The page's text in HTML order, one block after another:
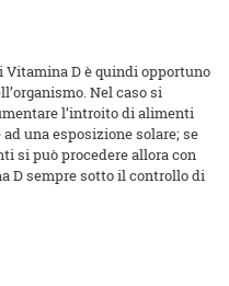
Vitamina D è quindi opportuno
Nel caso si
l’introito di alimenti
una esposizione solare; se
si può procedere allora con
D sempre sotto il controllo di